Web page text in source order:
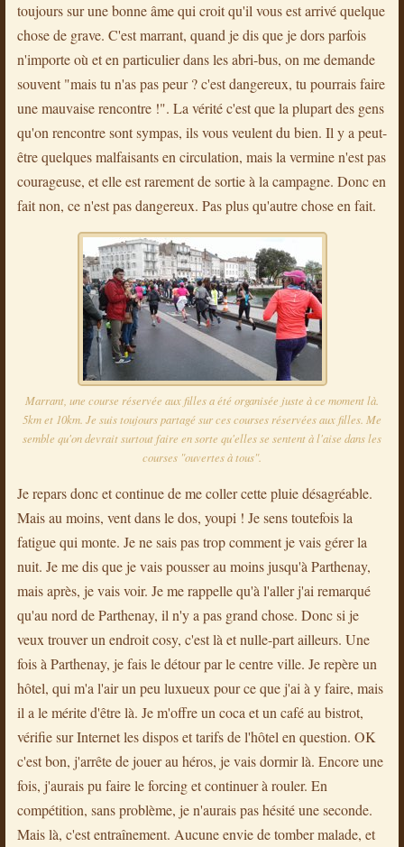
toujours sur une bonne âme qui croit qu'il vous est arrivé quelque
chose de grave. C'est marrant, quand je dis que je dors parfois
n'importe où et en particulier dans les abri-bus, on me demande
souvent "mais tu n'as pas peur ? c'est dangereux, tu pourrais faire
une mauvaise rencontre !". La vérité c'est que la plupart des gens
qu'on rencontre sont sympas, ils vous veulent du bien. Il y a peut-
être quelques malfaisants en circulation, mais la vermine n'est pas
courageuse, et elle est rarement de sortie à la campagne. Donc en
fait non, ce n'est pas dangereux. Pas plus qu'autre chose en fait.
Marrant, une course réservée aux filles a été organisée juste à ce moment là.
5km et 10km. Je suis toujours partagé sur ces courses réservées aux filles. Me
semble qu'on devrait surtout faire en sorte qu'elles se sentent à l'aise dans les
courses "ouvertes à tous".
Je repars donc et continue de me coller cette pluie désagréable.
Mais au moins, vent dans le dos, youpi ! Je sens toutefois la
fatigue qui monte. Je ne sais pas trop comment je vais gérer la
nuit. Je me dis que je vais pousser au moins jusqu'à Parthenay,
mais après, je vais voir. Je me rappelle qu'à l'aller j'ai remarqué
qu'au nord de Parthenay, il n'y a pas grand chose. Donc si je
veux trouver un endroit cosy, c'est là et nulle-part ailleurs. Une
fois à Parthenay, je fais le détour par le centre ville. Je repère un
hôtel, qui m'a l'air un peu luxueux pour ce que j'ai à y faire, mais
il a le mérite d'être là. Je m'offre un coca et un café au bistrot,
vérifie sur Internet les dispos et tarifs de l'hôtel en question. OK
c'est bon, j'arrête de jouer au héros, je vais dormir là. Encore une
fois, j'aurais pu faire le forcing et continuer à rouler. En
compétition, sans problème, je n'aurais pas hésité une seconde.
Mais là, c'est entraînement. Aucune envie de tomber malade, et